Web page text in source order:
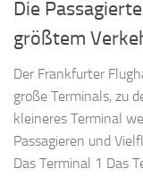
Die
größtem
Der Frankfurter
große Terminals, zu
kleineres Terminal
Passagieren und
Das Terminal 1 Das